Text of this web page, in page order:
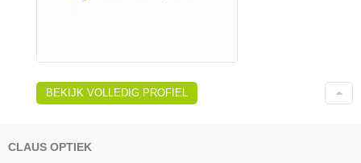
BEKIJK VOLLEDIG PROFIEL
CLAUS OPTIEK